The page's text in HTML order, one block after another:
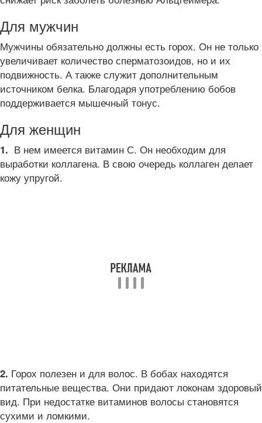
Для мужчин
Мужчины обязательно должны есть горох. Он не только
увеличивает количество сперматозоидов, но и их
подвижность. А также служит дополнительным
источником белка. Благодаря употреблению бобов
поддерживается мышечный тонус.
Для женщин
1. В нем имеется витамин С. Он необходим для
выработки коллагена. В свою очередь коллаген делает
кожу упругой.
2. Горох полезен и для волос. В бобах находятся
питательные вещества. Они придают локонам здоровый
вид. При недостатке витаминов волосы становятся
сухими и ломкими.